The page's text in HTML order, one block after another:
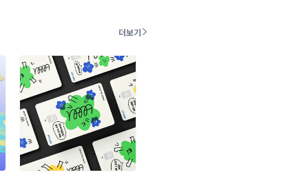
더보기